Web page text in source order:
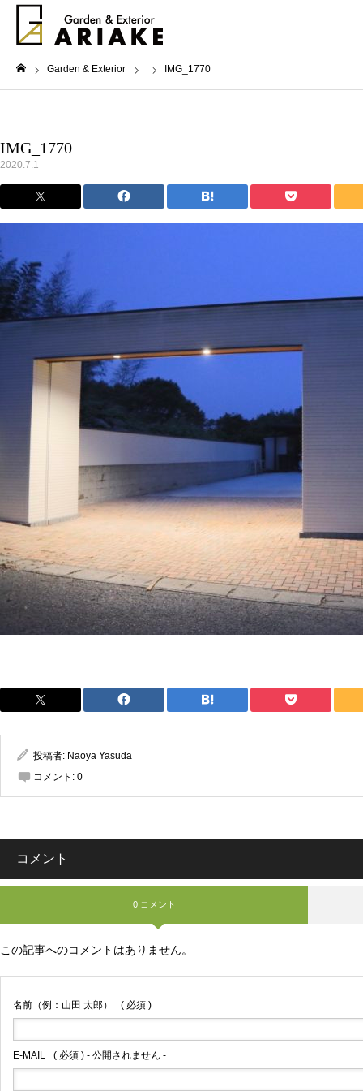
Garden & Exterior IMG_1770
IMG_1770
2020.7.1
投稿者: Naoya Yasuda
コメント: 0
コメント
0 コメント
この記事へのコメントはありません。
名前（例：山田 太郎） ( 必須 )
E-MAIL ( 必須 ) - 公開されません -